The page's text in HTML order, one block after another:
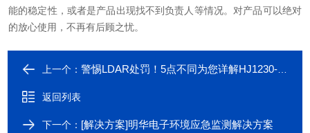
能的稳定性，或者是产品出现找不到负责人等情况。对产品可以绝对
的放心使用，不再有后顾之忧。
上一个：警惕LDAR处罚！5点不同为您详解HJ1230-2021
返回列表
下一个： [解决方案]明华电子环境应急监测解决方案